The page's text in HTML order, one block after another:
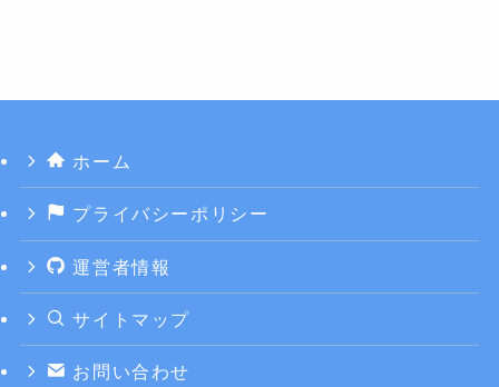
ホーム
プライバシーポリシー
運営者情報
サイトマップ
お問い合わせ